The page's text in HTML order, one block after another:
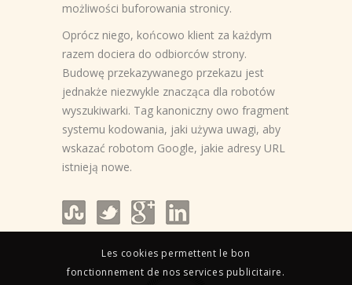
możliwości buforowania stronicy.
Oprócz niego, końcowo klient za każdym
razem dociera do odbiorców strony.
Budowę przekazywanego przekazu jest
jednakże niezwykle znacząca dla robotów
wyszukiwarki. Tag kanoniczny owo fragment
systemu kodowania, jaki używa uwagi, aby
wskazać robotom Google, jakie adresy URL
istnieją nowe.
Les cookies permettent le bon
fonctionnement de nos services publicitaire.